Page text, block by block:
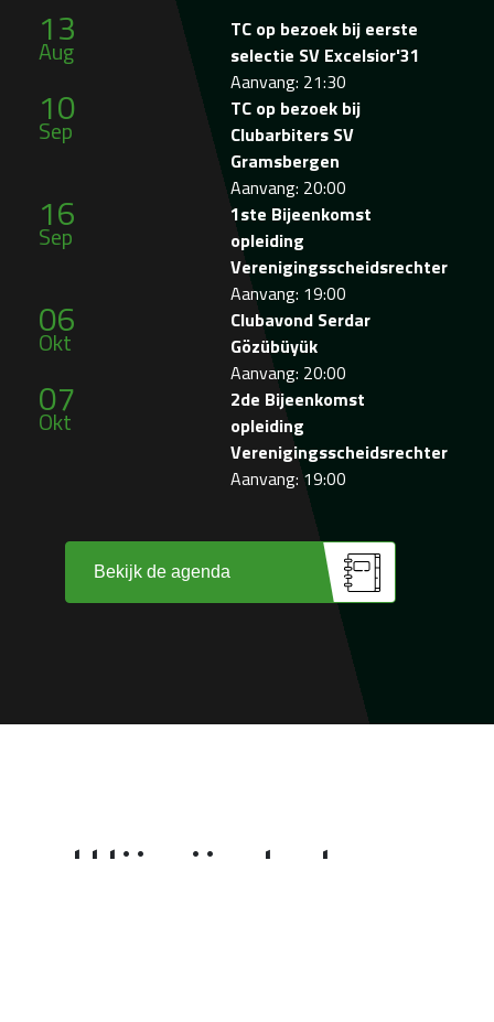
13
Aug
TC op bezoek bij eerste
selectie SV Excelsior'31
Aanvang: 21:30
10
Sep
TC op bezoek bij
Clubarbiters SV
Gramsbergen
Aanvang: 20:00
16
Sep
1ste Bijeenkomst
opleiding
Verenigingsscheidsrechter
Aanvang: 19:00
06
Okt
Clubavond Serdar
Gözübüyük
Aanvang: 20:00
07
Okt
2de Bijeenkomst
opleiding
Verenigingsscheidsrechter
Aanvang: 19:00
Bekijk de agenda
Wij zijn trots op